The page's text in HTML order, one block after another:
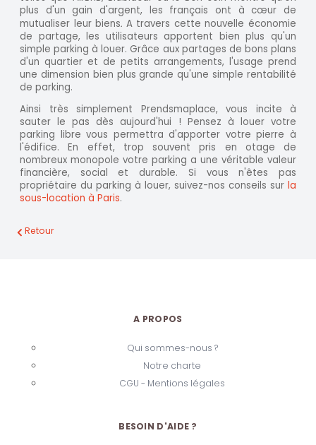
plus d'un gain d'argent, les français ont à cœur de
mutualiser leur biens. A travers cette nouvelle économie
de partage, les utilisateurs apportent bien plus qu'un
simple parking à louer. Grâce aux partages de bons plans
d'un quartier et de petits arrangements, l'usage prend
une dimension bien plus grande qu'une simple rentabilité
de parking.
Ainsi très simplement Prendsmaplace, vous incite à
sauter le pas dès aujourd'hui ! Pensez à louer votre
parking libre vous permettra d'apporter votre pierre à
l'édifice. En effet, trop souvent pris en otage de
nombreux monopole votre parking a une véritable valeur
financière, social et durable. Si vous n'êtes pas
propriétaire du parking à louer, suivez-nos conseils sur la
sous-location à Paris.
Retour
A PROPOS
Qui sommes-nous ?
Notre charte
CGU - Mentions légales
BESOIN D'AIDE ?